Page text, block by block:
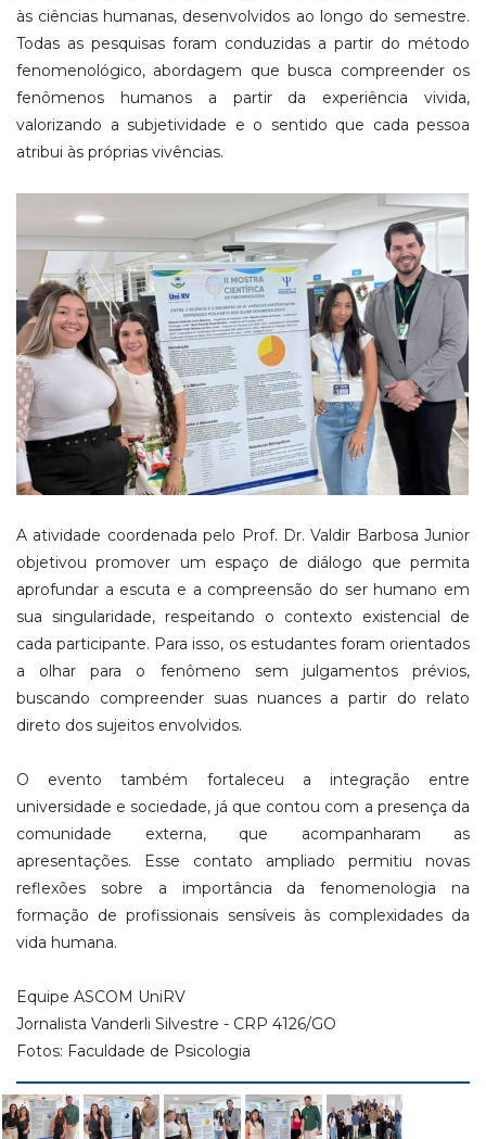
às ciências humanas, desenvolvidos ao longo do semestre.
Todas as pesquisas foram conduzidas a partir do método
fenomenológico, abordagem que busca compreender os
fenômenos humanos a partir da experiência vivida,
valorizando a subjetividade e o sentido que cada pessoa
atribui às próprias vivências.
A atividade coordenada pelo Prof. Dr. Valdir Barbosa Junior
objetivou promover um espaço de diálogo que permita
aprofundar a escuta e a compreensão do ser humano em
sua singularidade, respeitando o contexto existencial de
cada participante. Para isso, os estudantes foram orientados
a olhar para o fenômeno sem julgamentos prévios,
buscando compreender suas nuances a partir do relato
direto dos sujeitos envolvidos.
O evento também fortaleceu a integração entre
universidade e sociedade, já que contou com a presença da
comunidade externa, que acompanharam as
apresentações. Esse contato ampliado permitiu novas
reflexões sobre a importância da fenomenologia na
formação de profissionais sensíveis às complexidades da
vida humana.
Equipe ASCOM UniRV
Jornalista Vanderli Silvestre - CRP 4126/GO
Fotos: Faculdade de Psicologia